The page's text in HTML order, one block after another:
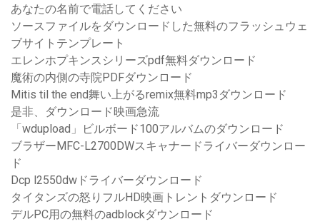
あなたの名前で電話してください
ソースファイルをダウンロードした無料のフラッシュウェ
ブサイトテンプレート
エレンホプキンスシリーズpdf無料ダウンロード
魔術の内側の寺院PDFダウンロード
Mitis til the end舞い上がるremix無料mp3ダウンロード
是非、ダウンロード映画急流
「wdupload」ビルボード100アルバムのダウンロード
ブラザーMFC-L2700DWスキャナードライバーダウンロー
ド
Dcp l2550dwドライバーダウンロード
タイタンズの怒りフルHD映画トレントダウンロード
デルPC用の無料のadblockダウンロード